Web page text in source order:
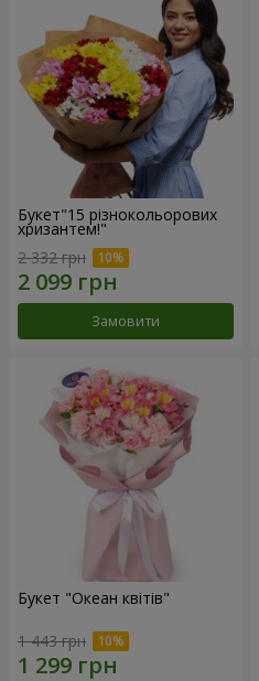
Букет"15 різнокольорових
хризантем!"
2 332 грн
Замовити
Букет "Океан квітів"
1 443 грн